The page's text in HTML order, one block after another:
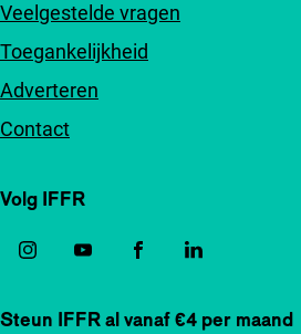
Veelgestelde vragen
Toegankelijkheid
Adverteren
Contact
Volg IFFR
Steun IFFR al vanaf €4 per maand